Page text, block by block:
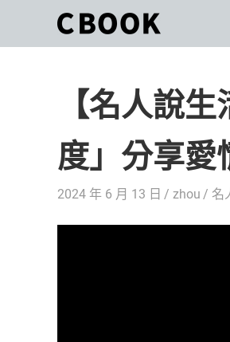
content
你
一
起
活
World.」
CBOOK
一
本
貼
【名人說
度」分享愛
2024 年 6 月 13 日 zhou 名